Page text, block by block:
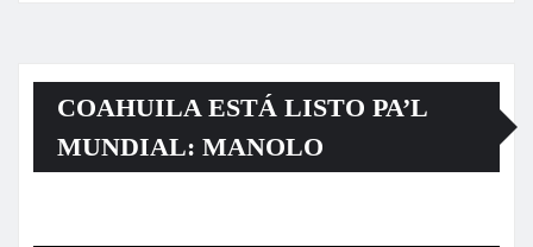
COAHUILA ESTÁ LISTO PA’L
MUNDIAL: MANOLO